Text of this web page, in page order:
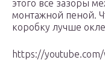
этого все зазоры
монтажной пеной.
коробку лучше
https://youtube.com/